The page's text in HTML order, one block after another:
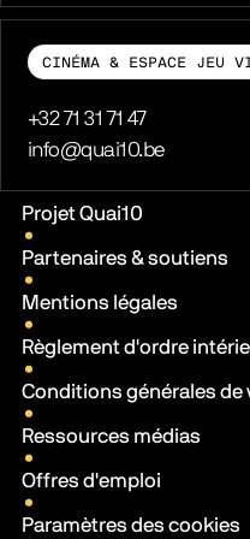
CINÉMA & ESPACE JEU
Téléphone
+32 71 31 71 47
E-mail
info@quai10.be
Liens pratiques
Projet Quai10
Partenaires & soutiens
Mentions légales
Règlement d'ordre
Conditions générales de
Ressources médias
Offres d'emploi
Paramètres des cookies